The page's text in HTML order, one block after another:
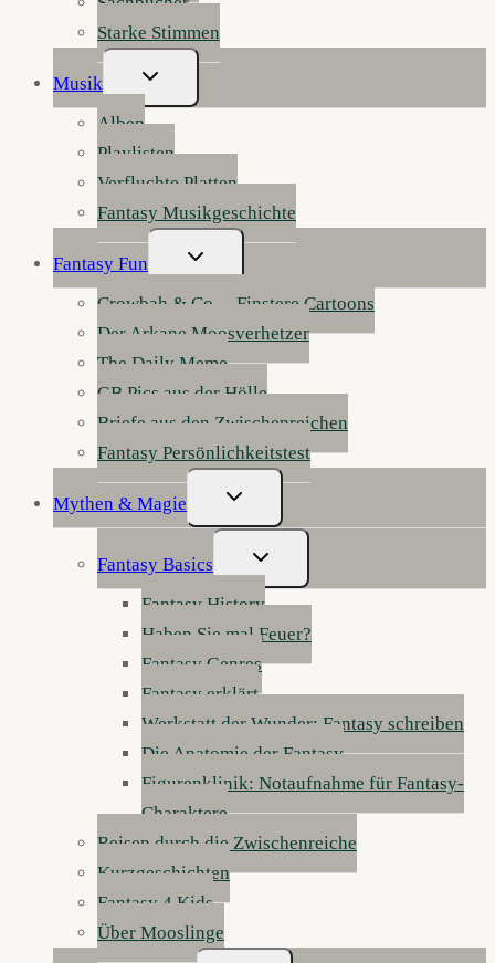
Starke Stimmen
Musik
Untermenü
Umschalten
Alben
Playlisten
Verfluchte Platten
Fantasy Musikgeschichte
Fantasy Fun
Untermenü
Umschalten
Crowbah & Co. – Finstere Cartoons
Der Arkane Moosverhetzer
The Daily Meme
GB Pics aus der Hölle
Briefe aus den Zwischenreichen
Fantasy Persönlichkeitstest
Mythen & Magie
Untermenü
Umschalten
Fantasy Basics
Untermenü
Umschalten
Fantasy History
Haben Sie mal Feuer?
Fantasy Genres
Fantasy erklärt
Werkstatt der Wunder: Fantasy schreiben
Die Anatomie der Fantasy
Figurenklinik: Notaufnahme für Fantasy-
Charaktere
Reisen durch die Zwischenreiche
Kurzgeschichten
Fantasy 4 Kids
Über Mooslinge